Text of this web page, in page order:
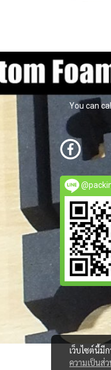
You can
เว็บไซต์นี้มี
ความเป็นส่